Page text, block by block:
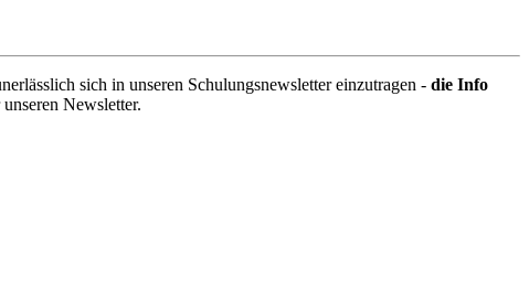
sich in unseren Schulungsnewsletter einzutragen - die Info
Newsletter.